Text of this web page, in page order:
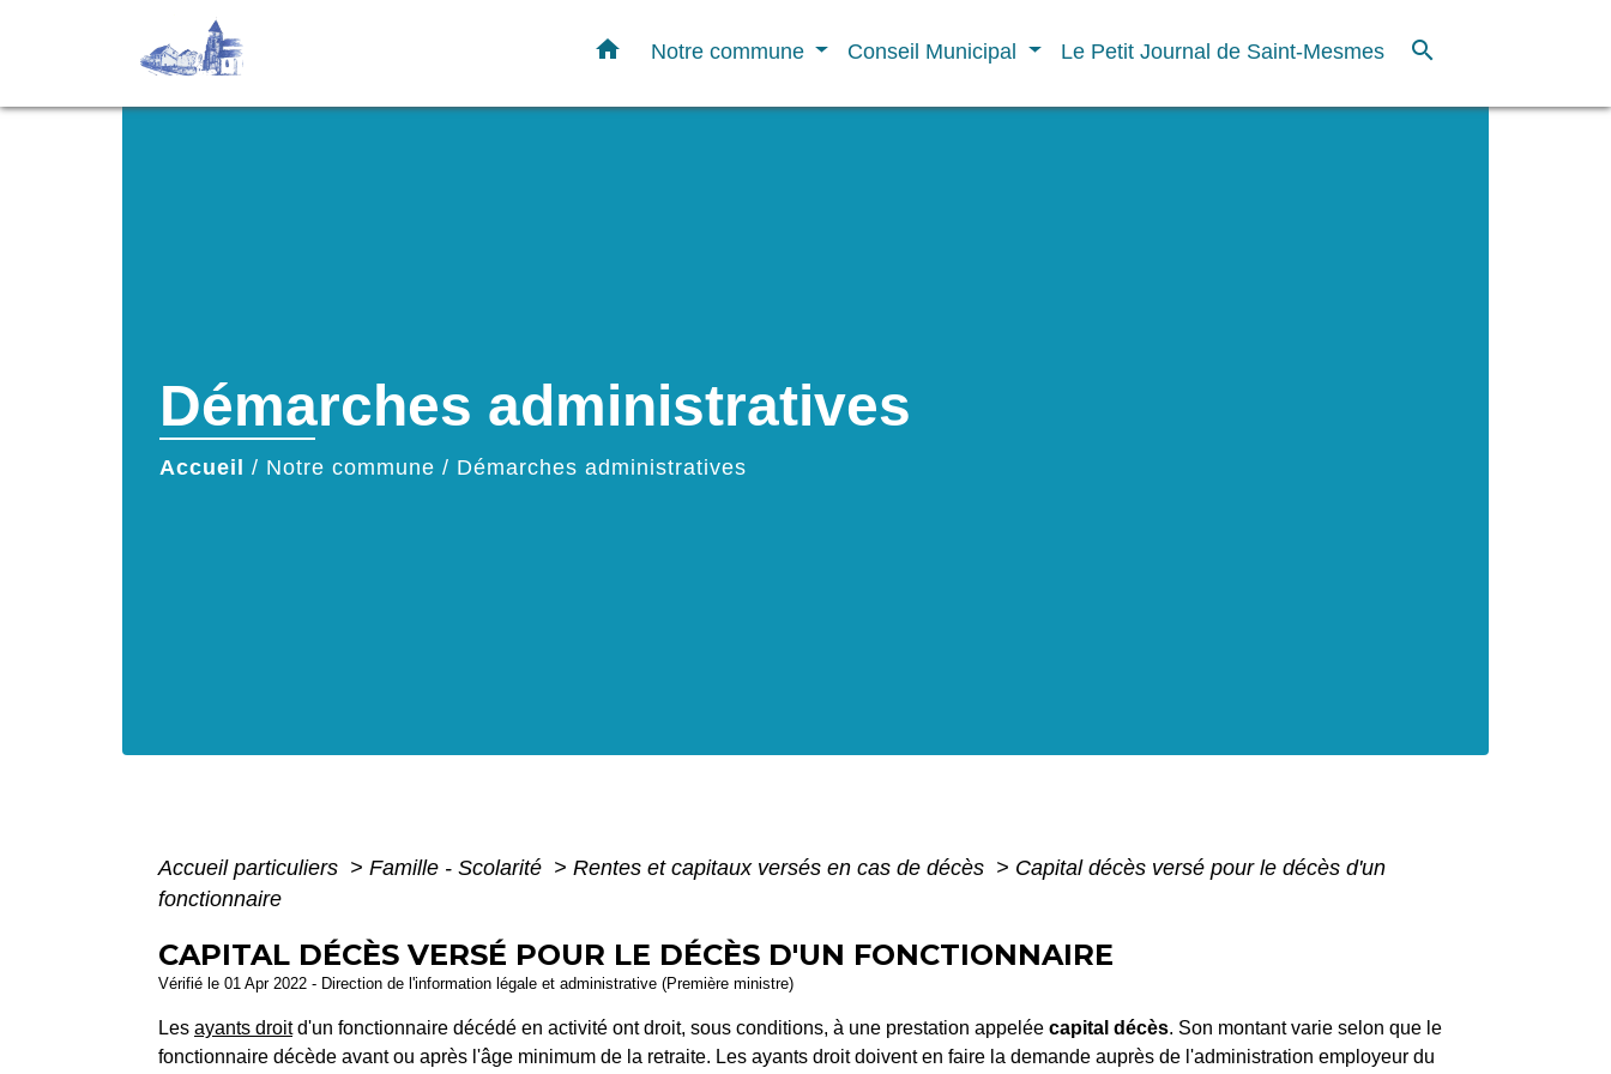
home Notre commune Conseil Municipal Le Petit Journal de Saint-Mesmes search
Démarches administratives
Accueil / Notre commune / Démarches administratives
Accueil particuliers > Famille - Scolarité > Rentes et capitaux versés en cas de décès > Capital décès versé pour le décès d'un
fonctionnaire
CAPITAL DÉCÈS VERSÉ POUR LE DÉCÈS D'UN FONCTIONNAIRE
Vérifié le 01 Apr 2022 - Direction de l'information légale et administrative (Première ministre)
Les ayants droitd'un fonctionnaire décédé en activité ont droit, sous conditions, à une prestation appelée capital décès. Son montant varie selon que le
fonctionnaire décède avant ou après l'âge minimum de la retraite. Les ayants droit doivent en faire la demande auprès de l'administration employeur du